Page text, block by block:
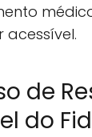
acessível.
de
do